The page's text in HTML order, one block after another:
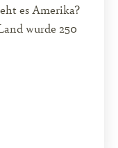
es Amerika?
wurde 250